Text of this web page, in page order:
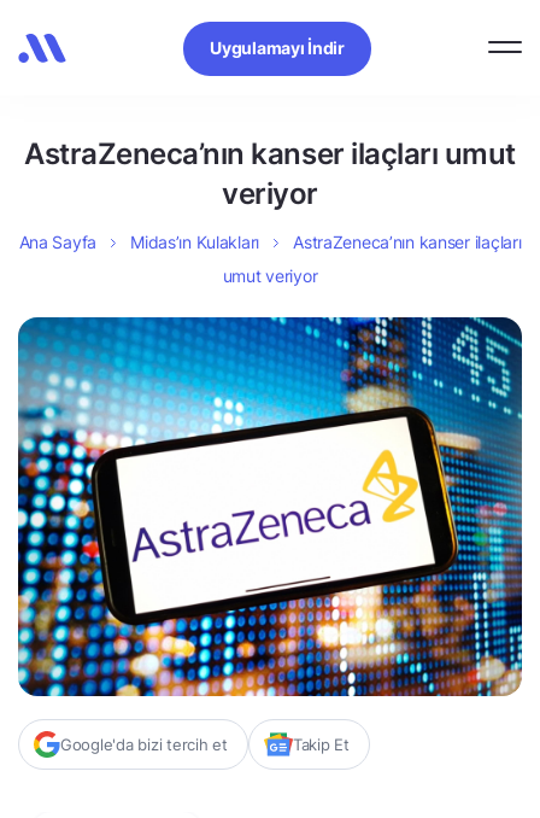
Uygulamayı İndir
AstraZeneca’nın kanser ilaçları umut
veriyor
Ana Sayfa Midas’ın Kulakları
AstraZeneca’nın kanser ilaçları
umut veriyor
Google'da bizi tercih et Takip Et